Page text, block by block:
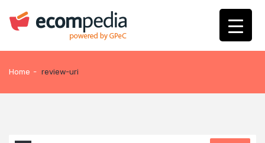
Home - review-uri